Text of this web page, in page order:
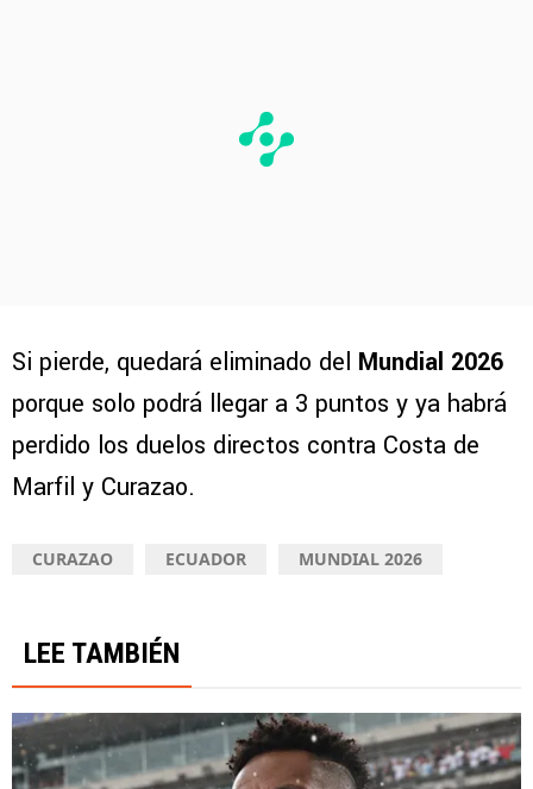
Si pierde, quedará eliminado del Mundial 2026
porque solo podrá llegar a 3 puntos y ya habrá
perdido los duelos directos contra Costa de
Marfil y Curazao.
CURAZAO ECUADOR MUNDIAL 2026
LEE TAMBIÉN